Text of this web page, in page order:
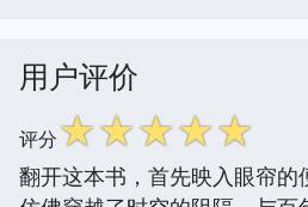
用户评价
评分☆☆☆☆☆
翻开这本书，首先映入眼帘的